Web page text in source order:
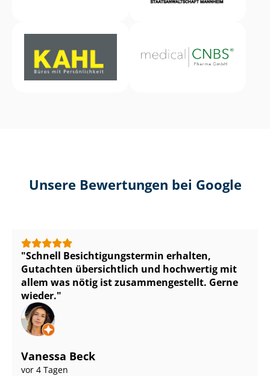
Unsere Bewertungen bei Google
Schnell Be­sich­ti­gungs­ter­min erhalten,
Gutachten übersichtlich und hochwertig mit
allem was nötig ist zu­sam­men­ge­stellt. Gerne
wieder.
Vanessa Beck
vor 4 Tagen